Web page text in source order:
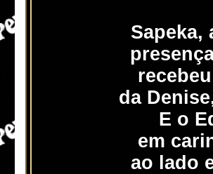
Sapeka,
da
E o
em
ao lado